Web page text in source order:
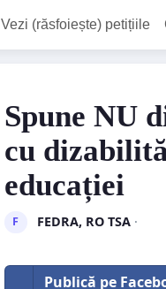
Vezi (răsfoiește) petițiile
Spune NU
cu
educației
F FEDRA, RO TSA·
Publică pe